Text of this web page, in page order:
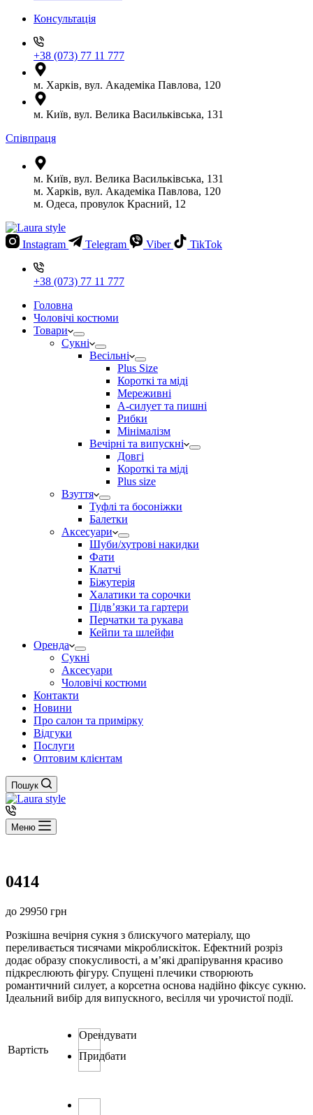
Консультація
+38 (073) 77 11 777
м. Харків, вул. Академіка Павлова, 120
м. Київ, вул. Велика Васильківська, 131
Співпраця
м. Київ, вул. Велика Васильківська, 131
м. Харків, вул. Академіка Павлова, 120
м. Одеса, провулок Красний, 12
Instagram Telegram Viber TikTok
+38 (073) 77 11 777
Головна
Чоловічі костюми
Товари
Сукні
Весільні
Plus Size
Короткі та міді
Мереживні
А-силует та пишні
Рибки
Мінімалізм
Вечірні та випускні
Довгі
Короткі та міді
Plus size
Взуття
Туфлі та босоніжки
Балетки
Аксесуари
Шуби/хутрові накидки
Фати
Клатчі
Біжутерія
Халатики та сорочки
Підвʼязки та гартери
Перчатки та рукава
Кейпи та шлейфи
Оренда
Сукні
Аксесуари
Чоловічі костюми
Контакти
Новини
Про салон та примірку
Відгуки
Послуги
Оптовим клієнтам
Пошук
Меню
0414
до 29950 грн
Розкішна вечірня сукня з блискучого матеріалу, що
переливається тисячами мікроблискіток. Ефектний розріз
додає образу спокусливості, а м’які драпірування красиво
підкреслюють фігуру. Спущені плечики створюють
романтичний силует, а корсетна основа надійно фіксує сукню.
Ідеальний вибір для випускного, весілля чи урочистої події.
Вартість
Орендувати
Придбати